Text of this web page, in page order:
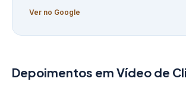
Ver no Google
Depoimentos em Vídeo de